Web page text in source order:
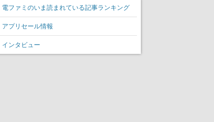
発、食事だけでなくステ
ージショーや没入型のホ
電ファミのいま読まれている記事ランキング
アプリセール情報
インタビュー